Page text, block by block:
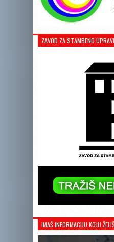
ZAVOD ZA STAMBENO
IMAŠ INFORMACIJU KOJU